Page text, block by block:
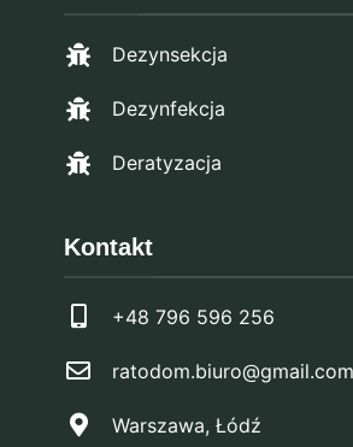
Dezynsekcja
Dezynfekcja
Deratyzacja
Kontakt
+48 796 596 256
ratodom.biuro@gmail.com
Warszawa, Łódź